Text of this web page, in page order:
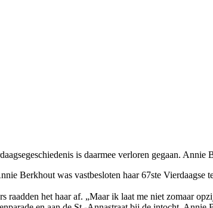
is daarmee verloren gegaan. Annie
Berkhout was vastbesloten haar 67ste Vierdaagse
het haar af. „Maar ik laat me niet zomaar